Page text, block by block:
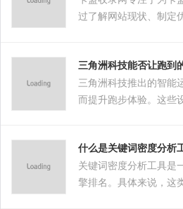
过了解网站现状、制定
三角洲科技能否让跑到
三角洲科技推出的智能
而提升跑步体验。这些
什么是关键词密度分析
关键词密度分析工具是
擎排名。具体来说，这